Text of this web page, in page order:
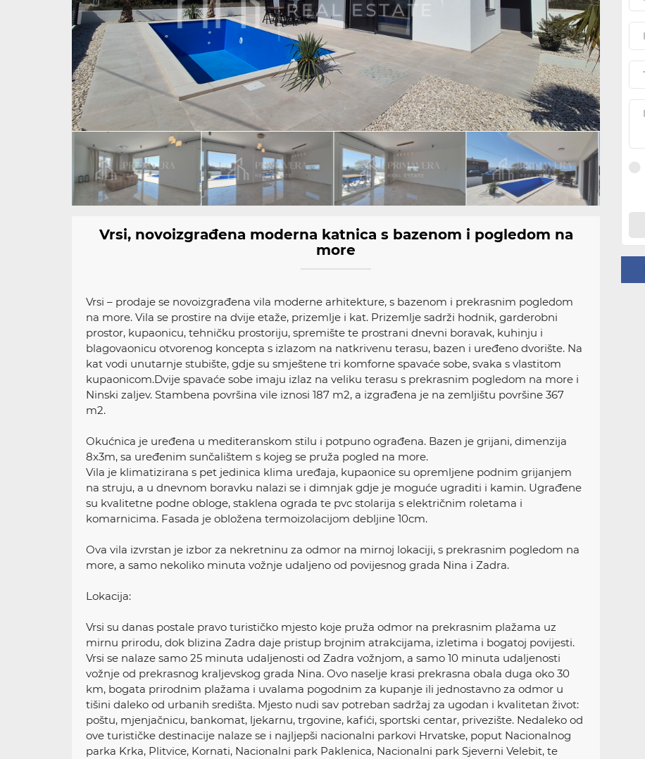
Vrsi, novoizgrađena moderna katnica s bazenom i pogledom na
more
Vrsi – prodaje se novoizgrađena vila moderne arhitekture, s bazenom i prekrasnim pogledom
na more. Vila se prostire na dvije etaže, prizemlje i kat. Prizemlje sadrži hodnik, garderobni
prostor, kupaonicu, tehničku prostoriju, spremište te prostrani dnevni boravak, kuhinju i
blagovaonicu otvorenog koncepta s izlazom na natkrivenu terasu, bazen i uređeno dvorište. Na
kat vodi unutarnje stubište, gdje su smještene tri komforne spavaće sobe, svaka s vlastitom
kupaonicom.Dvije spavaće sobe imaju izlaz na veliku terasu s prekrasnim pogledom na more i
Ninski zaljev. Stambena površina vile iznosi 187 m2, a izgrađena je na zemljištu površine 367
m2.
Okućnica je uređena u mediteranskom stilu i potpuno ograđena. Bazen je grijani, dimenzija
8x3m, sa uređenim sunčalištem s kojeg se pruža pogled na more.
Vila je klimatizirana s pet jedinica klima uređaja, kupaonice su opremljene podnim grijanjem
na struju, a u dnevnom boravku nalazi se i dimnjak gdje je moguće ugraditi i kamin. Ugrađene
su kvalitetne podne obloge, staklena ograda te pvc stolarija s električnim roletama i
komarnicima. Fasada je obložena termoizolacijom debljine 10cm.
Ova vila izvrstan je izbor za nekretninu za odmor na mirnoj lokaciji, s prekrasnim pogledom na
more, a samo nekoliko minuta vožnje udaljeno od povijesnog grada Nina i Zadra.
Lokacija:
Vrsi su danas postale pravo turističko mjesto koje pruža odmor na prekrasnim plažama uz
mirnu prirodu, dok blizina Zadra daje pristup brojnim atrakcijama, izletima i bogatoj povijesti.
Vrsi se nalaze samo 25 minuta udaljenosti od Zadra vožnjom, a samo 10 minuta udaljenosti
vožnje od prekrasnog kraljevskog grada Nina. Ovo naselje krasi prekrasna obala duga oko 30
km, bogata prirodnim plažama i uvalama pogodnim za kupanje ili jednostavno za odmor u
tišini daleko od urbanih središta. Mjesto nudi sav potreban sadržaj za ugodan i kvalitetan život:
poštu, mjenjačnicu, bankomat, ljekarnu, trgovine, kafići, sportski centar, privezište. Nedaleko od
ove turističke destinacije nalaze se i najljepši nacionalni parkovi Hrvatske, poput Nacionalnog
parka Krka, Plitvice, Kornati, Nacionalni park Paklenica, Nacionalni park Sjeverni Velebit, te